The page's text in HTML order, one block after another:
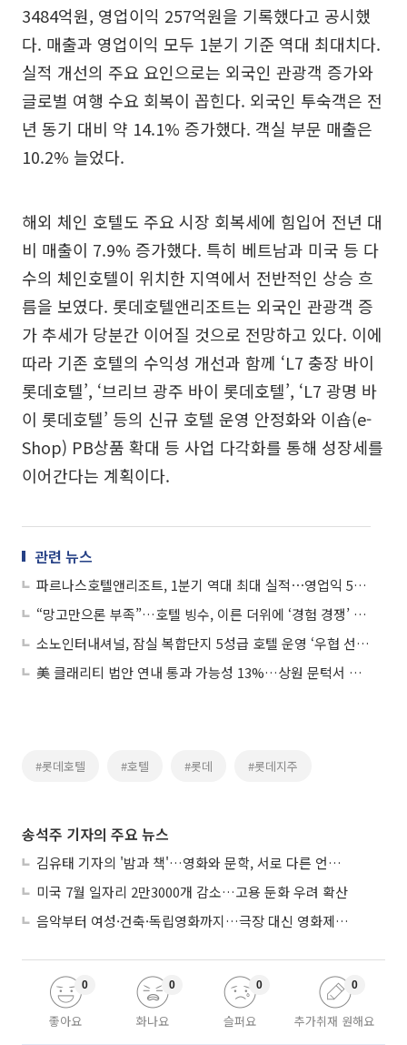
3484억원, 영업이익 257억원을 기록했다고 공시했
다. 매출과 영업이익 모두 1분기 기준 역대 최대치다.
실적 개선의 주요 요인으로는 외국인 관광객 증가와
글로벌 여행 수요 회복이 꼽힌다. 외국인 투숙객은 전
년 동기 대비 약 14.1% 증가했다. 객실 부문 매출은
10.2% 늘었다.
해외 체인 호텔도 주요 시장 회복세에 힘입어 전년 대
비 매출이 7.9% 증가했다. 특히 베트남과 미국 등 다
수의 체인호텔이 위치한 지역에서 전반적인 상승 흐
름을 보였다. 롯데호텔앤리조트는 외국인 관광객 증
가 추세가 당분간 이어질 것으로 전망하고 있다. 이에
따라 기존 호텔의 수익성 개선과 함께 ‘L7 충장 바이
롯데호텔’, ‘브리브 광주 바이 롯데호텔’, ‘L7 광명 바
이 롯데호텔’ 등의 신규 호텔 운영 안정화와 이숍(e-
Shop) PB상품 확대 등 사업 다각화를 통해 성장세를
이어간다는 계획이다.
관련 뉴스
파르나스호텔앤리조트, 1분기 역대 최대 실적⋯영업익 53%↑
“망고만으론 부족”…호텔 빙수, 이른 더위에 ‘경험 경쟁’ 불붙었다
소노인터내셔널, 잠실 복합단지 5성급 호텔 운영 ‘우협 선정’
美 클래리티 법안 연내 통과 가능성 13%…상원 문턱서 제동
#롯데호텔 #호텔 #롯데 #롯데지주
송석주 기자의 주요 뉴스
김유태 기자의 '밤과 책'…영화와 문학, 서로 다른 언어를 읽다
미국 7월 일자리 2만3000개 감소…고용 둔화 우려 확산
음악부터 여성·건축·독립영화까지…극장 대신 영화제로 즐기는 스크린 여행
좋아요
0
화나요
0
슬퍼요
0
추가취재 원해요
0